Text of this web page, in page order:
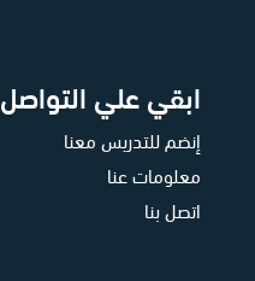
ابقي علي التواصل
إنضم للتدريس معنا
معلومات عنا
اتصل بنا